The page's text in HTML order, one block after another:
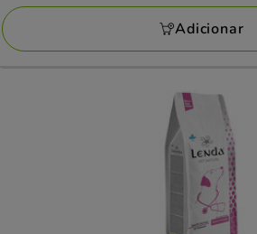
1
avaliações
KG
Adicionar